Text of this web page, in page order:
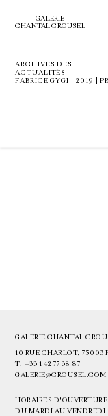
GALERIE
CHANTAL CROUSEL
ARCHIVES DES
ACTUALITÉS
FABRICE GYGI | 2019 |
GALERIE CHANTAL
10 RUE CHARLOT, 75003
T. +33 1 42 77 38 87
GALERIE@CROUSEL.COM
HORAIRES D'OUVERTURE
DU MARDI AU VENDREDI